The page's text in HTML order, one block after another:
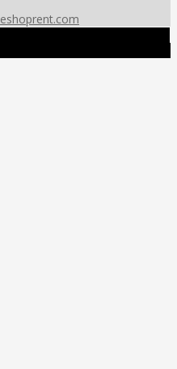
eshoprent.com